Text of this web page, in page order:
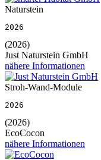
Naturstein
2026
(2026)
Just Naturstein GmbH
nähere Informationen
Stroh-Wand-Module
2026
(2026)
EcoCocon
nähere Informationen